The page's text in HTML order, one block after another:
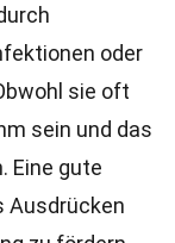
oder
sie oft
sein und das
Eine gute
Ausdrücken